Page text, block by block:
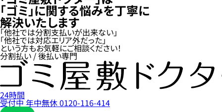
「ゴミ」に関する悩みを丁寧に
解決いたします
「他社では分割支払いが出来ない」
「他社では対応エリア外だった」
という方もお気軽にご相談ください！
分割払い / 後払い専門
24時間
受付中年中無休0120-116-414